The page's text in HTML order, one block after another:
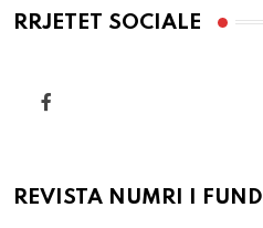
RRJETET SOCIALE
REVISTA NUMRI I